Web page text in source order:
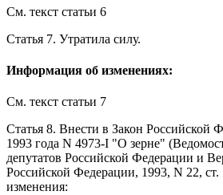
См. текст статьи 6
Статья 7. Утратила силу.
Информация об изменениях:
См. текст статьи 7
Статья 8. Внести в Закон Российской
1993 года N 4973-I "О зерне"
депутатов Российской Федерации и
Российской Федерации, 1993, N 22,
изменения: